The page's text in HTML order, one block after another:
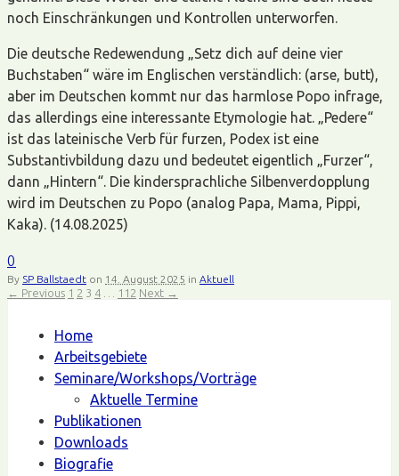
noch Einschränkungen und Kontrollen unterworfen.
Die deutsche Redewendung „Setz dich auf deine vier
Buchstaben“ wäre im Englischen verständlich: (arse, butt),
aber im Deutschen kommt nur das harmlose Popo infrage,
das allerdings eine interessante Etymologie hat. „Pedere“
ist das lateinische Verb für furzen, Podex ist eine
Substantivbildung dazu und bedeutet eigentlich „Furzer“,
dann „Hintern“. Die kindersprachliche Silbenverdopplung
wird im Deutschen zu Popo (analog Papa, Mama, Pippi,
Kaka). (14.08.2025)
0
By SP Ballstaedt on 14. August 2025 in Aktuell
← Previous 1 2 3 4 112 Next →
Home
Arbeitsgebiete
Seminare/Workshops/Vorträge
Aktuelle Termine
Publikationen
Downloads
Biografie